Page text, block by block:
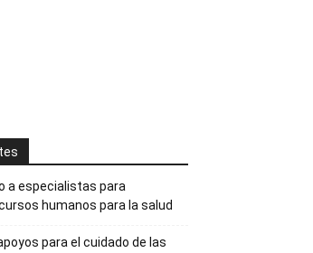
a especialistas para
humanos para la salud
para el cuidado de las